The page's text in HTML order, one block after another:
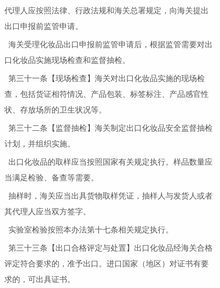
代理人应按照法律、行政法规和海关总署规定，向海关提出
出口申报前监管申请。
海关受理化妆品出口申报前监管申请后，根据监管需要对出
口化妆品实施现场检查和监督抽检。
第三十一条【现场检查】海关对出口化妆品实施的现场检
查，包括货证相符情况、产品包装、标签标注、产品感官性
状、存放场所的卫生状况等。
第三十二条【监督抽检】海关制定出口化妆品安全监督抽检
计划，并组织实施。
出口化妆品的取样应当按照国家有关规定执行。样品数量应
当满足检验、备查等需要。
抽样时，海关应当出具货物取样凭证，抽样人与发货人或者
其代理人应当双方签字。
实验室检验按照本办法第十七条相关规定执行。
第三十三条【出口合格评定与处置】出口化妆品经海关合格
评定符合要求的，准予出口。进口国家（地区）对证书有要
求的，可出具证书。